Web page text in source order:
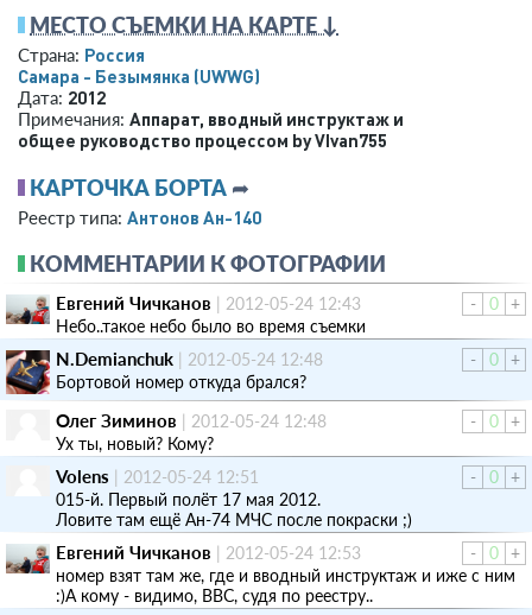
МЕСТО СЪЕМКИ НА КАРТЕ ↓
Страна: Россия
Самара - Безымянка (UWWG)
Дата: 2012
Примечания: Аппарат, вводный инструктаж и
общее руководство процессом by VIvan755
КАРТОЧКА БОРТА ➦
Реестр типа: Антонов Ан-140
КОММЕНТАРИИ К ФОТОГРАФИИ
- 0 +
Евгений Чичканов | 2012-05-24 12:43
Небо..такое небо было во время съемки
-
0 +
N.Demianchuk | 2012-05-24 12:48
Бортовой номер откуда брался?
-
0 +
Олег Зиминов | 2012-05-24 12:48
Ух ты, новый? Кому?
-
0 +
Volens | 2012-05-24 12:51
015-й. Первый полёт 17 мая 2012.
Ловите там ещё Ан-74 МЧС после покраски ;)
-
0 +
Евгений Чичканов | 2012-05-24 12:53
номер взят там же, где и вводный инструктаж и иже с ним
:)А кому - видимо, ВВС, судя по реестру..